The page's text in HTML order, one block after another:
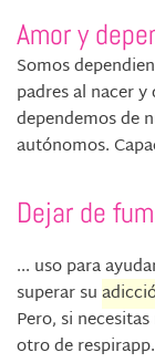
Amor y
Somos
padres al nacer
dependemos de
autónomos.
Dejar de
... uso para
superar su
Pero, si
otro de